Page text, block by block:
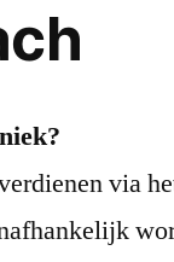
via